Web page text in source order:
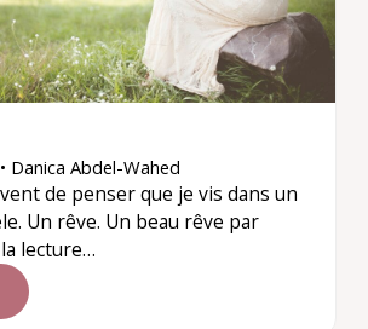
• Danica Abdel-Wahed
de penser que je vis dans un
Un rêve. Un beau rêve par
lecture…